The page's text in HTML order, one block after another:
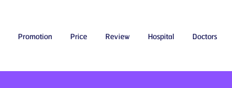
Promotion Price Review Hospital Doctors